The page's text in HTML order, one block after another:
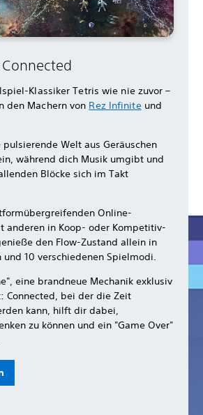
Klassiker Tetris wie nie zuvor –
den Machern von Rez Infiniteund
pulsierende Welt aus Geräuschen
während dich Musik umgibt und
Blöcke sich im Takt
Online-
anderen in Koop- oder Kompetitiv-
den Flow-Zustand allein in
und 10 verschiedenen Spielmodi.
eine brandneue Mechanik exklusiv
Connected, bei der die Zeit
kann, hilft dir dabei,
zu können und ein "Game Over"